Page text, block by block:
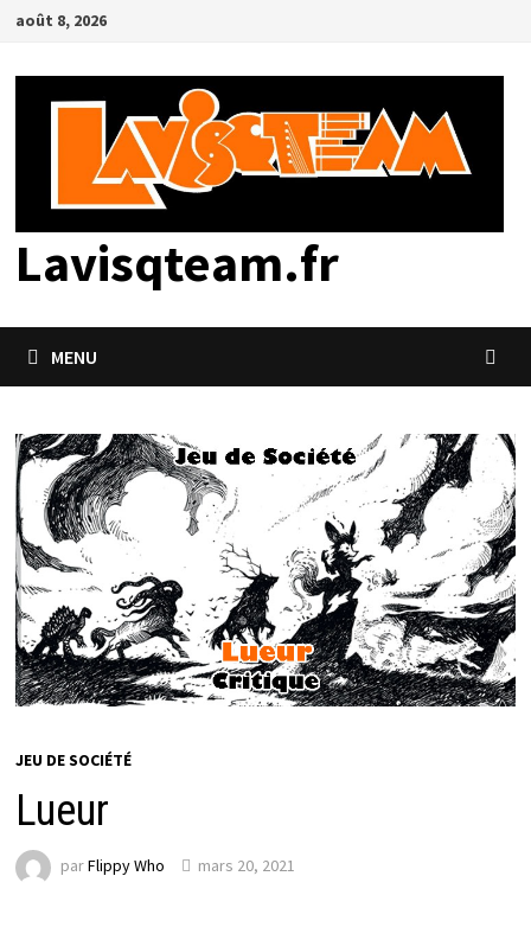
Passer
contenu
août 8, 2026
Lavisqteam.fr
MENU
JEU DE SOCIÉTÉ
Lueur
parFlippy Who mars 20, 2021